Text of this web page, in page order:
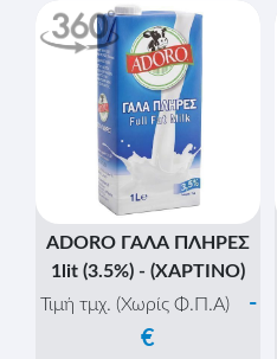
ADORO ΓΑΛΑ ΠΛΗΡΕΣ
1lit (3.5%) - (ΧΑΡΤΙΝΟ)
Τιμή τμχ. (Χωρίς Φ.Π.Α)
-
€